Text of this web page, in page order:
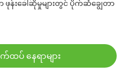
ဖုန်းခေါ်ဆိုမှုများတွင် ပိုက်ဆံချွေတာ
ထပ် နေရာများ